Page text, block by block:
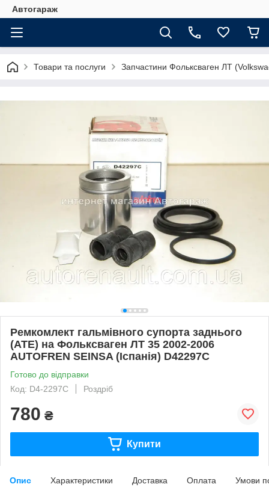
Автогараж
Товари та послуги Запчастини Фольксваген ЛТ
Ремкомлект гальмівного супорта заднього
(ATE) на Фольксваген ЛТ 35 2002-2006
AUTOFREN SEINSA (Іспанія) D42297C
Готово до відправки
Код: D4-2297C
Роздріб
780 ₴
Купити
Опис Характеристики Доставка Оплата Умови